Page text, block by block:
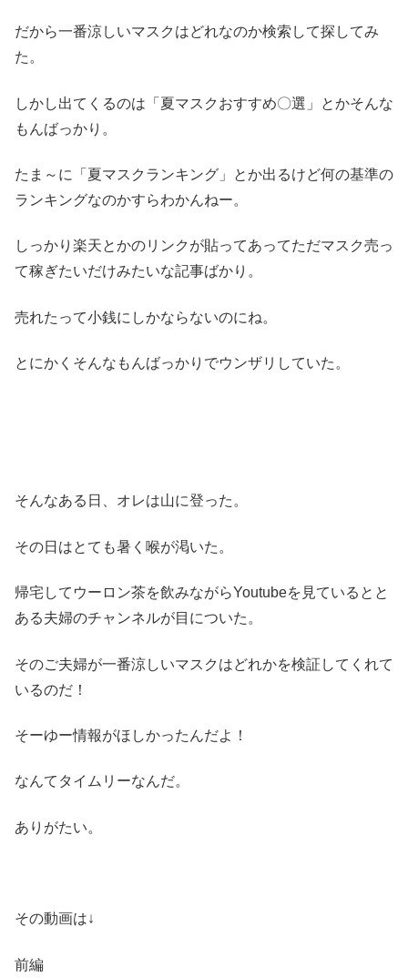
だから一番涼しいマスクはどれなのか検索して探してみ
た。
しかし出てくるのは「夏マスクおすすめ〇選」とかそんな
もんばっかり。
たま～に「夏マスクランキング」とか出るけど何の基準の
ランキングなのかすらわかんねー。
しっかり楽天とかのリンクが貼ってあってただマスク売っ
て稼ぎたいだけみたいな記事ばかり。
売れたって小銭にしかならないのにね。
とにかくそんなもんばっかりでウンザリしていた。
そんなある日、オレは山に登った。
その日はとても暑く喉が渇いた。
帰宅してウーロン茶を飲みながらYoutubeを見ているとと
ある夫婦のチャンネルが目についた。
そのご夫婦が一番涼しいマスクはどれかを検証してくれて
いるのだ！
そーゆー情報がほしかったんだよ！
なんてタイムリーなんだ。
ありがたい。
その動画は↓
前編